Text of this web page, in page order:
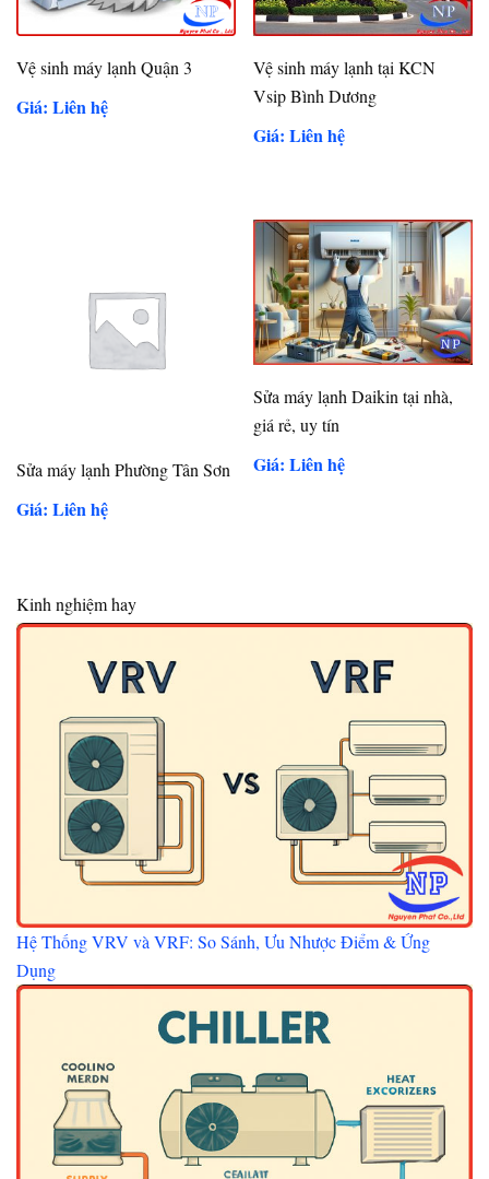
Vệ sinh máy lạnh Quận 3
Giá: Liên hệ
Vệ sinh máy lạnh tại KCN
Vsip Bình Dương
Giá: Liên hệ
Sửa máy lạnh Phường Tân Sơn
Giá: Liên hệ
Sửa máy lạnh Daikin tại nhà,
giá rẻ, uy tín
Giá: Liên hệ
Kinh nghiệm hay
Hệ Thống VRV và VRF: So Sánh, Ưu Nhược Điểm & Ứng
Dụng